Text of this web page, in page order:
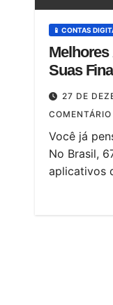
📱 CONTAS
Suas
27 DE
COMENTÁRIO
Você já
No Brasil,
aplicativos